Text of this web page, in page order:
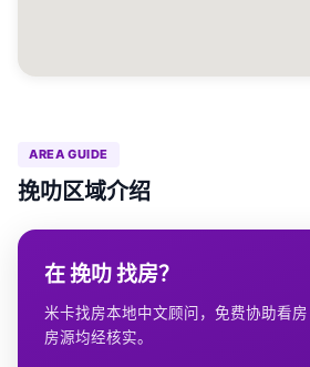
AREA GUIDE
挽叻区域介绍
在 挽叻 找房？
米卡找房本地中文顾问，免费协助看房
房源均经核实。